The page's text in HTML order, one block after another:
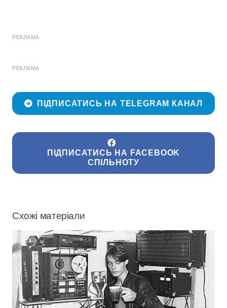
РЕКЛАМА
РЕКЛАМА
ПІДПИСАТИСЬ НА TELEGRAM КАНАЛ
ПІДПИСАТИСЬ НА FACEBOOK
СПІЛЬНОТУ
Схожі матеріали